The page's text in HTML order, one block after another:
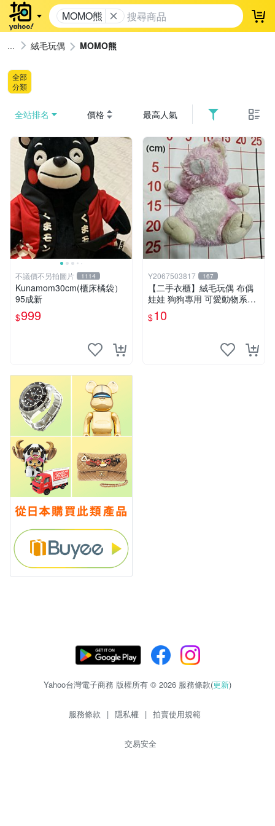
MOMO熊 登
絨毛玩偶 MOMO熊
全部
分類
全站排名 價格 最高人氣
不議價不另拍圖片 1114
Kunamom30cm(櫃床橘袋）
95成新
$999
Y2067503817 167
【二手衣櫃】絨毛玩偶 布偶
娃娃 狗狗專用 可愛動物系列
耐咬耐磨玩具 玩偶 粉紅熊寵
物玩具 1120929
$10
Yahoo台灣電子商務 版權所有 © 2026 服務條款(更新)
服務條款 | 隱私權 | 拍賣使用規範
交易安全